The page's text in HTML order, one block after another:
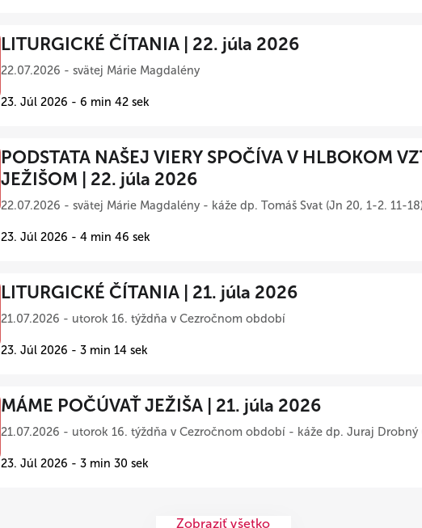
LITURGICKÉ ČÍTANIA | 22. júla 2026
22.07.2026 - svätej Márie Magdalény
23. Júl 2026 - 6 min 42 sek
PODSTATA NAŠEJ VIERY SPOČÍVA V HLBOKOM
JEŽIŠOM | 22. júla 2026
22.07.2026 - svätej Márie Magdalény - káže dp. Tomáš Svat (Jn 20, 1-2. 11-
23. Júl 2026 - 4 min 46 sek
LITURGICKÉ ČÍTANIA | 21. júla 2026
21.07.2026 - utorok 16. týždňa v Cezročnom období
23. Júl 2026 - 3 min 14 sek
MÁME POČÚVAŤ JEŽIŠA | 21. júla 2026
21.07.2026 - utorok 16. týždňa v Cezročnom období - káže dp. Juraj Drobný
23. Júl 2026 - 3 min 30 sek
Zobraziť všetko